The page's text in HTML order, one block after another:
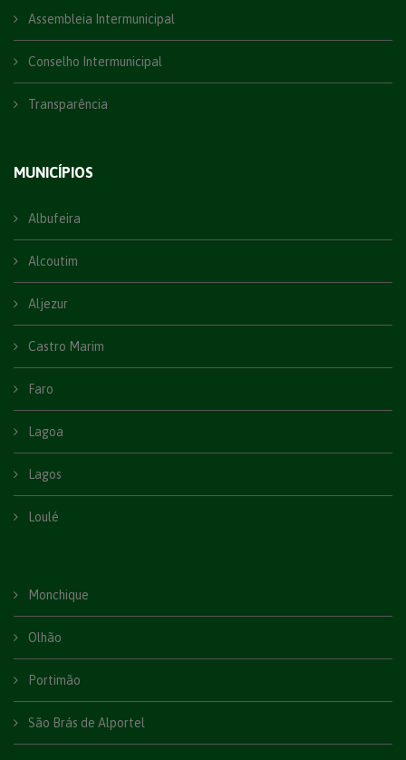
Assembleia Intermunicipal
Conselho Intermunicipal
Transparência
MUNICÍPIOS
Albufeira
Alcoutim
Aljezur
Castro Marim
Faro
Lagoa
Lagos
Loulé
Monchique
Olhão
Portimão
São Brás de Alportel